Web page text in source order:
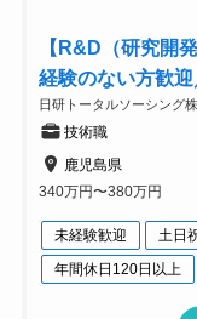
【R&D（研究開
経験のない方歓
日研トータルソーシング
技術職
鹿児島県
340万円〜380万円
未経験歓迎 土日
年間休日120日以上